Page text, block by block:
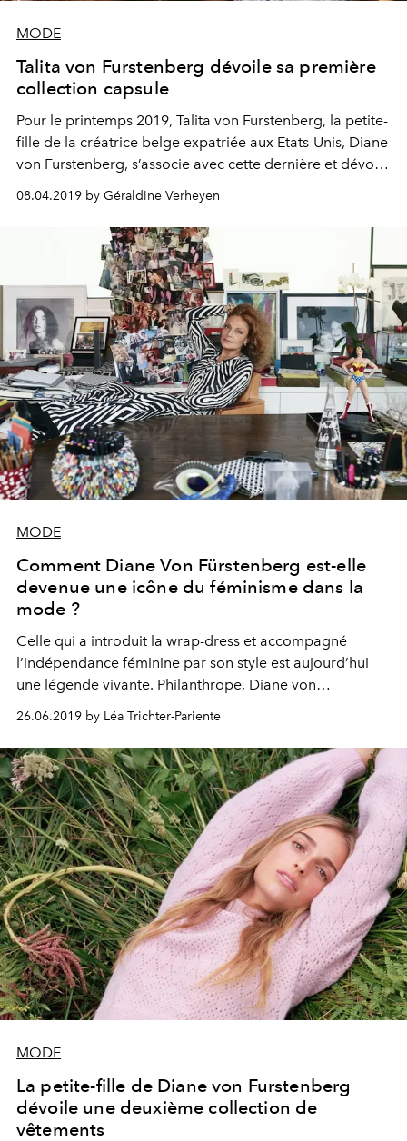
MODE
Talita von Furstenberg dévoile sa première
collection capsule
Pour le printemps 2019, Talita von Furstenberg, la petite-
fille de la créatrice belge expatriée aux Etats-Unis, Diane
von Furstenberg, s’associe avec cette dernière et dévoile
sa toute première collection de vêtements.
08.04.2019 by Géraldine Verheyen
MODE
Comment Diane Von Fürstenberg est-elle
devenue une icône du féminisme dans la
mode ?
Celle qui a introduit la wrap-dress et accompagné
l’indépendance féminine par son style est aujourd’hui
une légende vivante. Philanthrope, Diane von
Fürstenberg soutient aussi les femmes avec les DVF
Awards. Ambassadrice du musée de la Statue de la
Liberté à New York, elle nous accorde une rencontre lors
d’une halte parisienne.
26.06.2019 by Léa Trichter-Pariente
MODE
La petite-fille de Diane von Furstenberg
dévoile une deuxième collection de
vêtements